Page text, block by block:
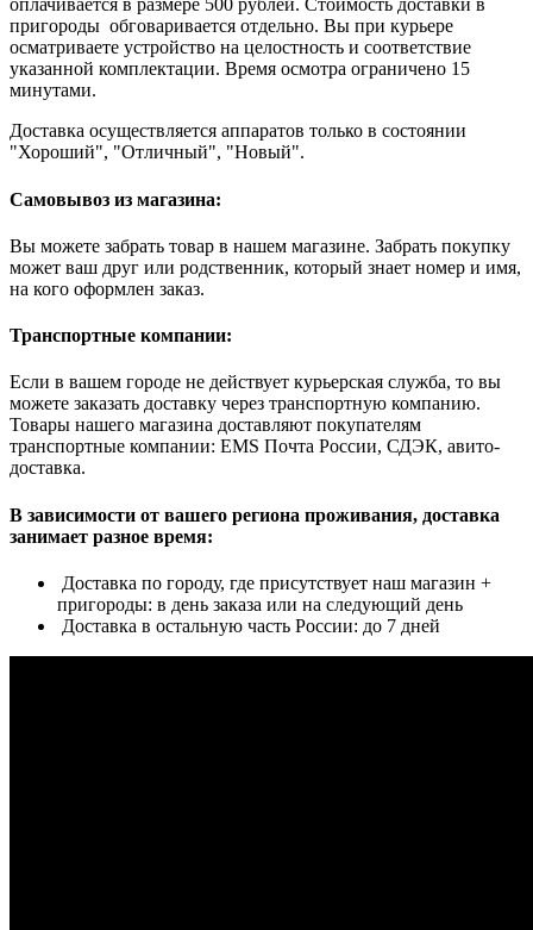
оплачивается в размере 500 рублей. Стоимость доставки в
пригороды обговаривается отдельно. Вы при курьере
осматриваете устройство на целостность и соответствие
указанной комплектации. Время осмотра ограничено 15
минутами.
Доставка осуществляется аппаратов только в состоянии
"Хороший", "Отличный", "Новый".
Самовывоз из магазина:
Вы можете забрать товар в нашем магазине. Забрать покупку
может ваш друг или родственник, который знает номер и имя,
на кого оформлен заказ.
Транспортные компании:
Если в вашем городе не действует курьерская служба, то вы
можете заказать доставку через транспортную компанию.
Товары нашего магазина доставляют покупателям
транспортные компании: EMS Почта России, СДЭК, авито-
доставка.
В зависимости от вашего региона проживания, доставка
занимает разное время:
Доставка по городу, где присутствует наш магазин +
пригороды: в день заказа или на следующий день
Доставка в остальную часть России: до 7 дней